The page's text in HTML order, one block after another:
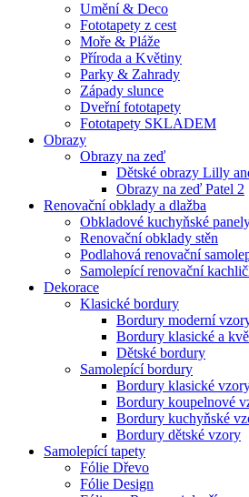
Umění & Deco
Fototapety z cest
Moře & Pláže
Příroda a Květiny
Parky & Zahrady
Západy slunce
Dveřní fototapety
Fototapety SKLADEM
Obrazy
Obrazy na zeď
Dětské obrazy Lilly
Obrazy na zeď Patel 2
Renovační obklady a dlažba
Obkladové kuchyňské
Renovační obklady stěn
Podlahová renovační
Samolepící renovační
Dekorace
Klasické bordury
Bordury moderní
Bordury klasické a
Dětské bordury
Samolepící bordury
Bordury klasické
Bordury koupelnové
Bordury kuchyňské
Bordury dětské vzory
Samolepící tapety
Fólie Dřevo
Fólie Design